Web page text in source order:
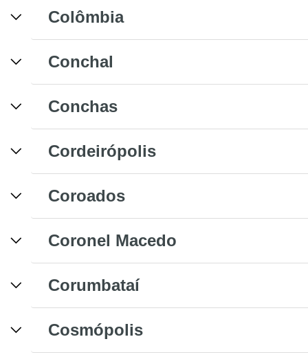
Colômbia
Conchal
Conchas
Cordeirópolis
Coroados
Coronel Macedo
Corumbataí
Cosmópolis